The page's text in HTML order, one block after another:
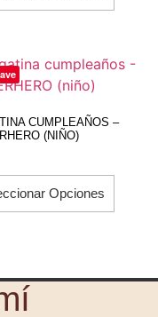
CUMPLEAÑOS –
(NIÑO)
Opciones